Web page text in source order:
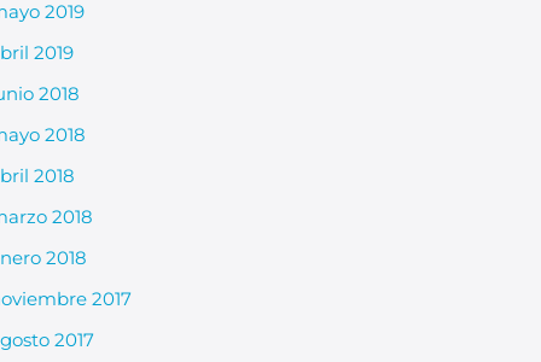
2019
2019
2018
2018
2018
2018
2018
2017
2017